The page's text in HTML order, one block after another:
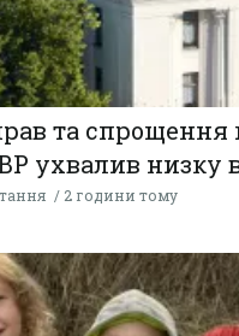
та спрощення
ухвалив
2 години тому